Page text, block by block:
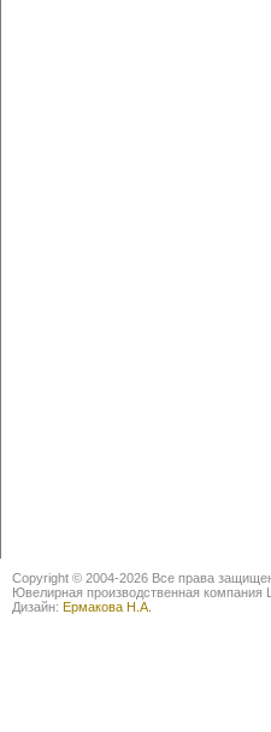
Copyright © 2004-2026 Все права
Ювелирная производственная компания
Дизайн: Ермакова Н.А.